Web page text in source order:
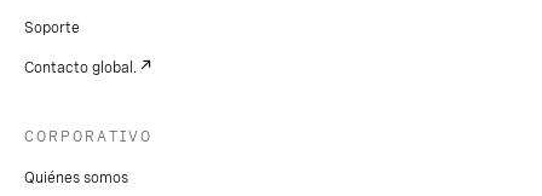
Soporte
Contacto global.
CORPORATIVO
Quiénes somos